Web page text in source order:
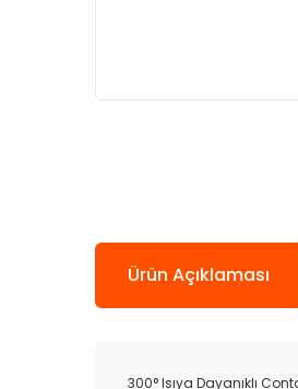
Ürün Açıklaması
300° Isıya Dayanıklı